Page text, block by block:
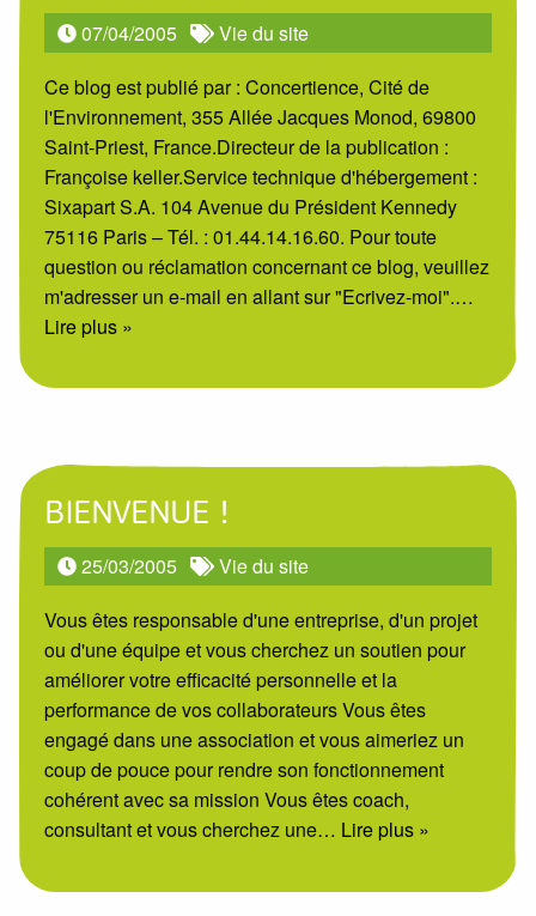
07/04/2005
Vie du site
Ce blog est publié par : Concertience, Cité de
l'Environnement, 355 Allée Jacques Monod, 69800
Saint-Priest, France.Directeur de la publication :
Françoise keller.Service technique d'hébergement :
Sixapart S.A. 104 Avenue du Président Kennedy
75116 Paris – Tél. : 01.44.14.16.60. Pour toute
question ou réclamation concernant ce blog, veuillez
m'adresser un e-mail en allant sur "Ecrivez-moi".…
Lire plus »
BIENVENUE !
25/03/2005
Vie du site
Vous êtes responsable d'une entreprise, d'un projet
ou d'une équipe et vous cherchez un soutien pour
améliorer votre efficacité personnelle et la
performance de vos collaborateurs Vous êtes
engagé dans une association et vous aimeriez un
coup de pouce pour rendre son fonctionnement
cohérent avec sa mission Vous êtes coach,
consultant et vous cherchez une… Lire plus »